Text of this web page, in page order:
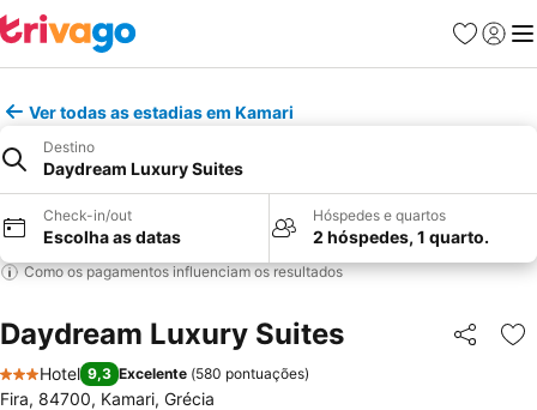
Favoritos
Iniciar
Ver todas as estadias em Kamari
Destino
Daydream Luxury Suites
Check-in/out
Escolha as datas
Hóspedes e quartos
2 hóspedes, 1 quarto.
Como os pagamentos influenciam os resultados
Daydream Luxury Suites Partilhar
3 Estrelas
Hotel 9,3 Excelente (580 pontuações)
Fira, 84700, Kamari, Grécia